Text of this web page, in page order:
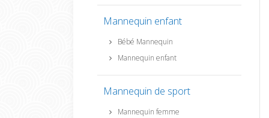
Mannequin enfant
Bébé Mannequin
Mannequin enfant
Mannequin de sport
Mannequin femme